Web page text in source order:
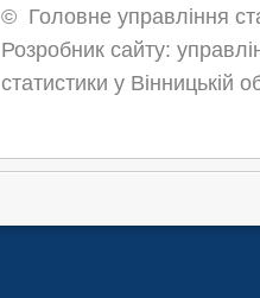
© Головне управління
Розробник сайту:
статистики у Вінницькій